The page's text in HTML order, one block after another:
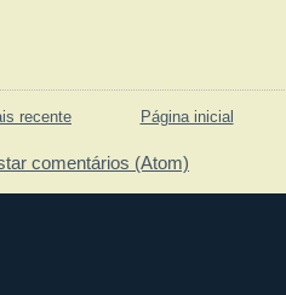
recente Página inicial
comentários (Atom)